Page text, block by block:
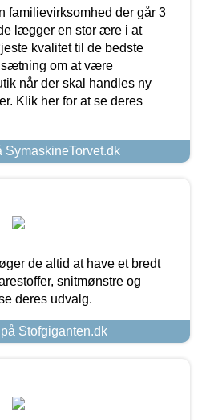
familievirksomhed der går 3
lægger en stor ære i at
kvalitet til de bedste
om at være
når der skal handles ny
Klik her for at se deres
SymaskineTorvet.dk
de altid at have et bredt
snitmønstre og
deres udvalg.
Stofgiganten.dk